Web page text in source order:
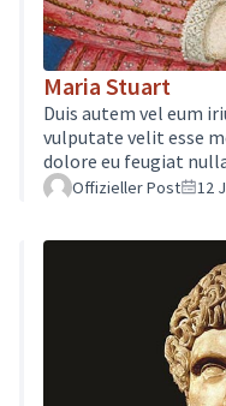
Maria Stuart
Duis autem vel eum
vulputate velit esse
dolore eu feugiat
accumsan et iusto
adipiscing elit, sed
tincidunt ut laoreet
volutpat.Ut wisi enim
exerci tation
Offizieller Post 12